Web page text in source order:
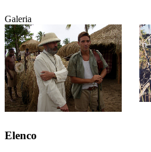
Galeria
Elenco